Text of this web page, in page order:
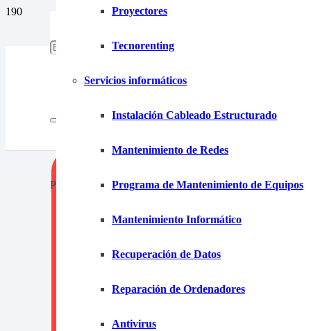
653 15 87 39
925 280 355
Product has been added to your cart.
Proyectores
Tecnorenting
Servicios informáticos
Instalación Cableado Estructurado
Mantenimiento de Redes
Programa de Mantenimiento de Equipos
Mantenimiento Informático
Recuperación de Datos
Reparación de Ordenadores
Antivirus